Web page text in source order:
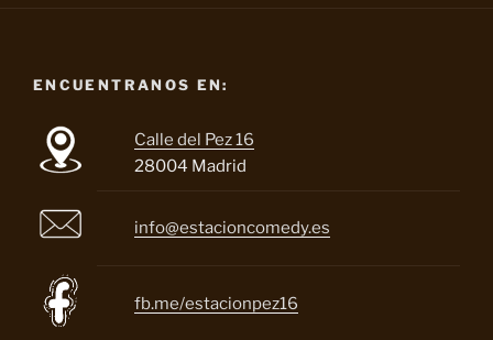
ENCUENTRANOS EN:
Calle del Pez 16
28004 Madrid
info@estacioncomedy.es
fb.me/estacionpez16